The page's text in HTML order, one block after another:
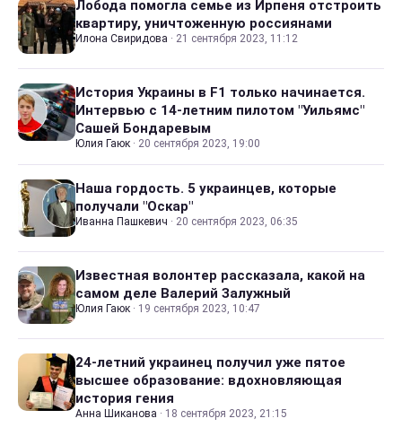
Лобода помогла семье из Ирпеня отстроить
квартиру, уничтоженную россиянами
Илона Свиридова · 21 сентября 2023, 11:12
История Украины в F1 только начинается.
Интервью с 14-летним пилотом "Уильямс"
Сашей Бондаревым
Юлия Гаюк · 20 сентября 2023, 19:00
Наша гордость. 5 украинцев, которые
получали "Оскар"
Иванна Пашкевич · 20 сентября 2023, 06:35
Известная волонтер рассказала, какой на
самом деле Валерий Залужный
Юлия Гаюк · 19 сентября 2023, 10:47
24-летний украинец получил уже пятое
высшее образование: вдохновляющая
история гения
Анна Шиканова · 18 сентября 2023, 21:15